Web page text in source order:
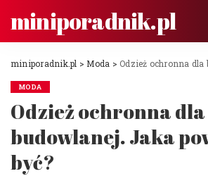
miniporadnik.pl
miniporadnik.pl > Moda > Odzież ochronna dla branży
MODA
Odzież ochronna
budowlanej. Jaka
być?